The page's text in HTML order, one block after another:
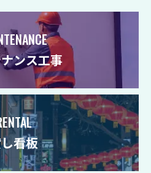
ンス工事
看板